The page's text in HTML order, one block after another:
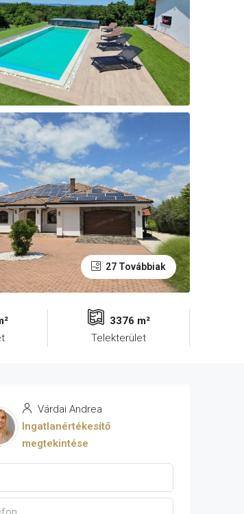
27 Továbbiak
3376 m²
Telekterület
Várdai Andrea
Ingatlanértékesítő
megtekintése